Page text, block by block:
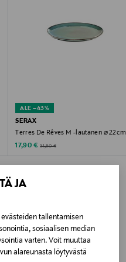
JA
tallentamisen
sosiaalisen median
varten. Voit muuttaa
alareunasta löytyvästä
ALE –43%
SERAX
Terres De Rêves M -lautanen ⌀ 22 cm
Discounted Price
17,90 € Original Price
31,50 €